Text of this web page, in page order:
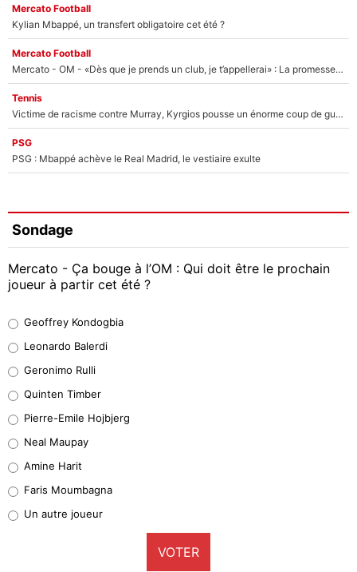
Mercato Football
Kylian Mbappé, un transfert obligatoire cet été ?
Mercato Football
Mercato - OM - «Dès que je prends un club, je t’appellerai» : La promesse de Marcelino au moment de claquer la porte
Tennis
Victime de racisme contre Murray, Kyrgios pousse un énorme coup de gueule !
PSG
PSG : Mbappé achève le Real Madrid, le vestiaire exulte
Sondage
Mercato - Ça bouge à l’OM : Qui doit être le prochain
joueur à partir cet été ?
38%
32%
4%
1%
9%
Geoffrey Kondogbia
Leonardo Balerdi
Geronimo Rulli
Quinten Timber
Pierre-Emile Hojbjerg
Neal Maupay
Amine Harit
Faris Moumbagna
Un autre joueur
VOTER